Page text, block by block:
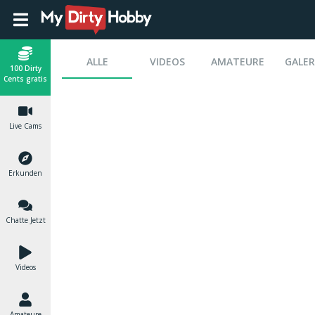
100 Dirty
Cents gratis
Live Cams
Erkunden
Chatte Jetzt
Videos
ALLE VIDEOS AMATEURE